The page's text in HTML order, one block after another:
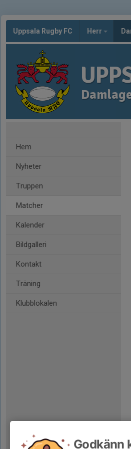
Uppsala Rugby FC Herr
Hem
Nyheter
Truppen
Matcher
Kalender
Bildgalleri
Kontakt
Träning
Klubblokalen
Godkänn